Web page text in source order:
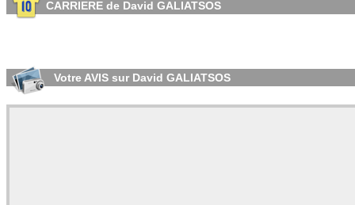
CARRIERE de David GALIATSOS
Votre AVIS sur David GALIATSOS